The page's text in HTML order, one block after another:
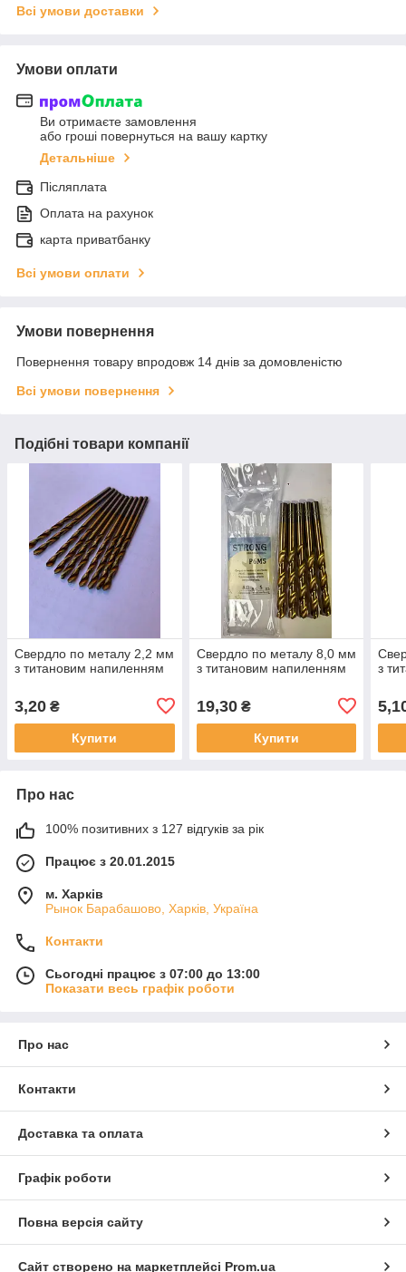
Всі умови доставки
Умови оплати
Ви отримаєте замовлення
або гроші повернуться на вашу картку
Детальніше
Післяплата
Оплата на рахунок
карта приватбанку
Всі умови оплати
Умови повернення
Повернення товару впродовж 14 днів за домовленістю
Всі умови повернення
Подібні товари компанії
Свердло по металу 2,2 мм
з титановим напиленням
3,20 ₴
Купити
Свердло по металу 8,0 мм
з титановим напиленням
19,30₴
Купити
з
Про нас
100% позитивних з 127 відгуків за рік
Працює з 20.01.2015
м. Харків
Рынок Барабашово, Харків, Україна
Контакти
Сьогодні працює з 07:00 до 13:00
Показати весь графік роботи
Про нас
Контакти
Доставка та оплата
Графік роботи
Повна версія сайту
Сайт створено на маркетплейсі Prom.ua